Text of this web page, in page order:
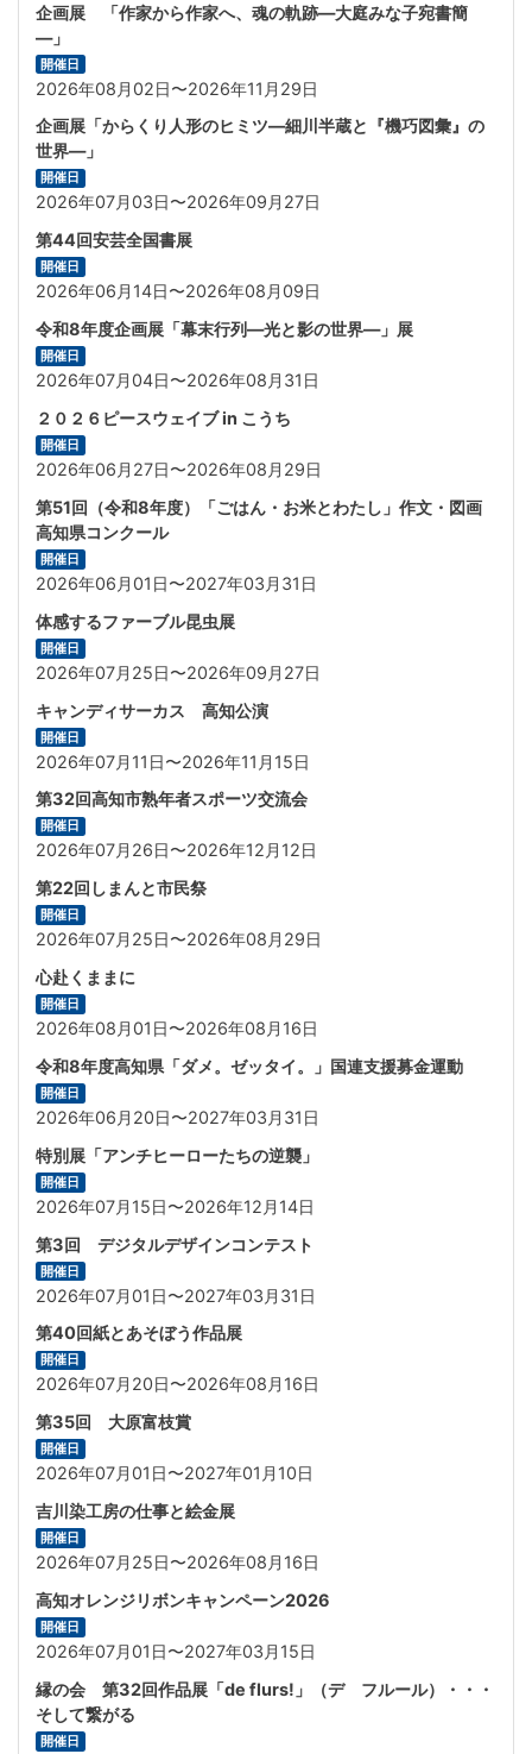
企画展 「作家から作家へ、魂の軌跡―大庭みな子宛書簡
―」
開催日
2026年08月02日〜2026年11月29日
企画展「からくり人形のヒミツ—細川半蔵と『機巧図彙』の
世界―」
開催日
2026年07月03日〜2026年09月27日
第44回安芸全国書展
開催日
2026年06月14日〜2026年08月09日
令和8年度企画展「幕末行列―光と影の世界―」展
開催日
2026年07月04日〜2026年08月31日
２０２６ピースウェイブ in こうち
開催日
2026年06月27日〜2026年08月29日
第51回（令和8年度）「ごはん・お米とわたし」作文・図画
高知県コンクール
開催日
2026年06月01日〜2027年03月31日
体感するファーブル昆虫展
開催日
2026年07月25日〜2026年09月27日
キャンディサーカス 高知公演
開催日
2026年07月11日〜2026年11月15日
第32回高知市熟年者スポーツ交流会
開催日
2026年07月26日〜2026年12月12日
第22回しまんと市民祭
開催日
2026年07月25日〜2026年08月29日
心赴くままに
開催日
2026年08月01日〜2026年08月16日
令和8年度高知県「ダメ。ゼッタイ。」国連支援募金運動
開催日
2026年06月20日〜2027年03月31日
特別展「アンチヒーローたちの逆襲」
開催日
2026年07月15日〜2026年12月14日
第3回 デジタルデザインコンテスト
開催日
2026年07月01日〜2027年03月31日
第40回紙とあそぼう作品展
開催日
2026年07月20日〜2026年08月16日
第35回 大原富枝賞
開催日
2026年07月01日〜2027年01月10日
吉川染工房の仕事と絵金展
開催日
2026年07月25日〜2026年08月16日
高知オレンジリボンキャンペーン2026
開催日
2026年07月01日〜2027年03月15日
縁の会 第32回作品展「de flurs!」（デ フルール）・・・
そして繋がる
開催日